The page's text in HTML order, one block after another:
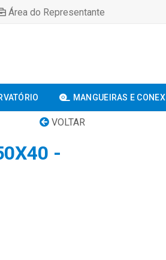
Área do Representante
MANGUEIRAS E
VOLTAR
-